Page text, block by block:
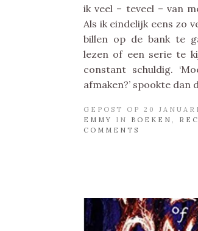
ik veel – teveel – van
Als ik eindelijk eens zo
billen op de bank te
lezen of een serie te
constant schuldig.
afmaken?’ spookte dan
GEPOST OP 20
EMMY
IN BOEKEN
COMMENTS